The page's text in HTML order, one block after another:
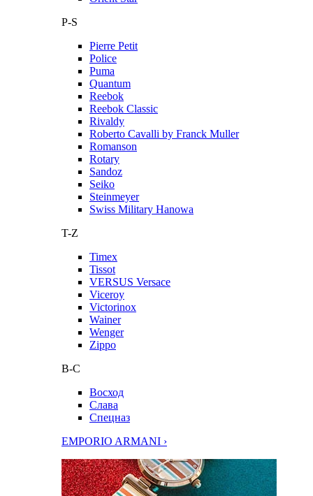
P-S
Pierre Petit
Police
Puma
Quantum
Reebok
Reebok Classic
Rivaldy
Roberto Cavalli by Franck Muller
Romanson
Rotary
Sandoz
Seiko
Steinmeyer
Swiss Military Hanowa
T-Z
Timex
Tissot
VERSUS Versace
Viceroy
Victorinox
Wainer
Wenger
Zippo
В-С
Восход
Слава
Спецназ
EMPORIO ARMANI ›